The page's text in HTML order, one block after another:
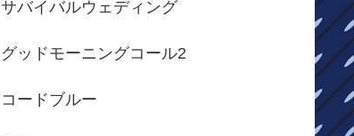
サバイバルウェディング
グッドモーニングコール2
コードブルー